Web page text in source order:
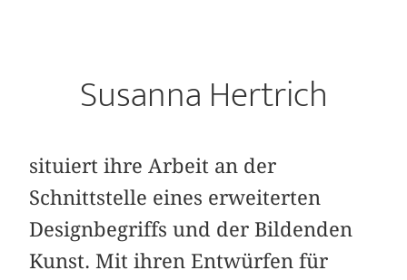
Susanna Hertrich
situiert ihre Arbeit an der
Schnittstelle eines erweiterten
Designbegriffs und der Bildenden
Kunst. Mit ihren Entwürfen für